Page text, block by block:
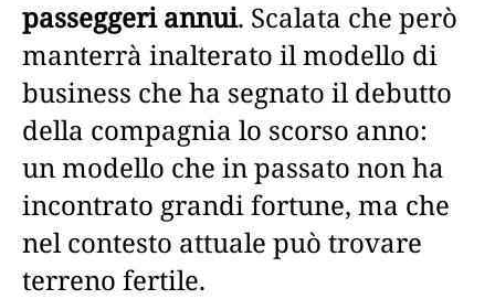
passeggeri annui. Scalata che però
manterrà inalterato il modello di
business che ha segnato il debutto
della compagnia lo scorso anno:
un modello che in passato non ha
incontrato grandi fortune, ma che
nel contesto attuale può trovare
terreno fertile.